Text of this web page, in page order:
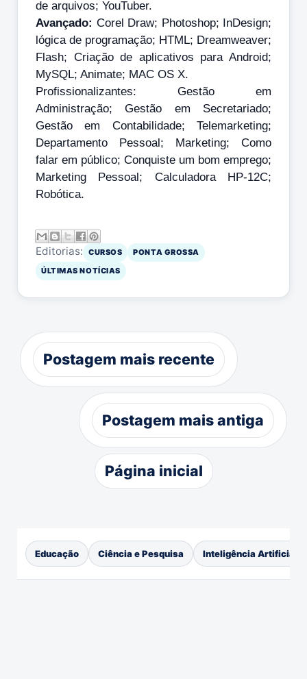
de arquivos; YouTuber.
Avançado: Corel Draw; Photoshop; InDesign;
lógica de programação; HTML; Dreamweaver;
Flash; Criação de aplicativos para Android;
MySQL; Animate; MAC OS X.
Profissionalizantes: Gestão em
Administração; Gestão em Secretariado;
Gestão em Contabilidade; Telemarketing;
Departamento Pessoal; Marketing; Como
falar em público; Conquiste um bom emprego;
Marketing Pessoal; Calculadora HP-12C;
Robótica.
Editorias: CURSOS
PONTA GROSSA
ÚLTIMAS NOTÍCIAS
Postagem mais recente
Postagem mais antiga
Página inicial
Educação Ciência e Pesquisa Inteligência Artificial